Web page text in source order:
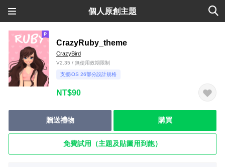
個人原創主題
CrazyRuby_theme
CrazyBird
V2.35 / 無使用效期限制
支援iOS 26部分設計規格
NT$90
贈送禮物 購買
免費試用（主題及貼圖用到飽）